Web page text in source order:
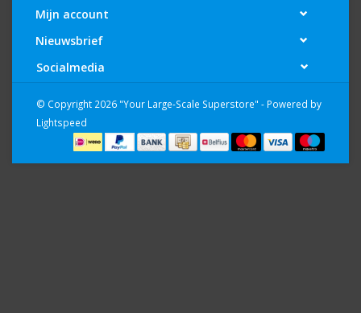
Mijn account
Nieuwsbrief
Socialmedia
© Copyright 2026 "Your Large-Scale Superstore" - Powered by
Lightspeed